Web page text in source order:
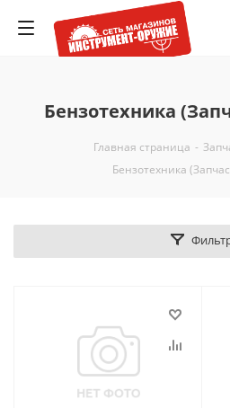
Бензотехника
Главная страница -
Бензотехника